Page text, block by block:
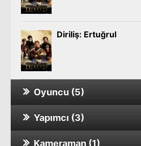
Diriliş: Ertuğrul
Oyuncu (5)
Dönüşü Olmayan Yol
Video
Yapımcı (3)
Ölümün Ağzı
Kameraman (1)